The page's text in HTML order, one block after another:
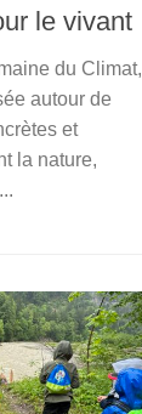
le vivant
du Climat,
autour de
et
la nature,